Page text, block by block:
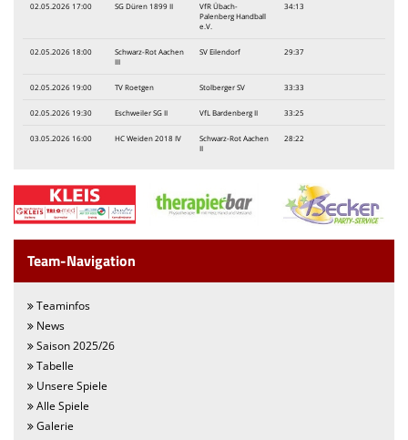
02.05.2026 17:00 SG Düren 1899 II
VfR Übach-
Palenberg Handball
e.V.
34:13
02.05.2026 18:00
Schwarz-Rot Aachen
III
SV Eilendorf 29:37
02.05.2026 19:00 TV Roetgen Stolberger SV 33:33
02.05.2026 19:30 Eschweiler SG II VfL Bardenberg II 33:25
03.05.2026 16:00 HC Weiden 2018 IV
Schwarz-Rot Aachen
II
28:22
Team-Navigation
Teaminfos
News
Saison 2025/26
Tabelle
Unsere Spiele
Alle Spiele
Galerie